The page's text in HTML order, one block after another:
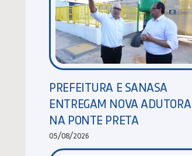
PREFEITURA E SANASA
ENTREGAM NOVA ADUTORA
NA PONTE PRETA
05/08/2026